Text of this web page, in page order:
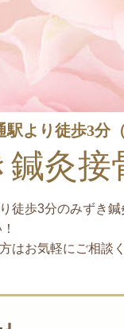
より徒歩3分（
鍼灸接
徒歩3分のみずき鍼
はお気軽にご相談